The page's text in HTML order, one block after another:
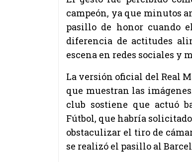
campeón, ya que minutos
pasillo de honor cuando
diferencia de actitudes
escena en redes sociales y
La versión oficial del Real
que muestran las
club sostiene que actuó
Fútbol, que habría
obstaculizar el tiro de
se realizó el pasillo al